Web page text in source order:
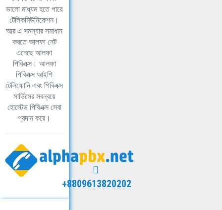
ভালো মাধ্যম হতে পারে
টেলিকমিউনিকেশন।
আর এ সমস্যার সমাধান
করতে আলফা নেট
এনেছে আলফা
পিবিএক্স। আলফা
পিবিএক্স আইপি
টেলিফোনি এবং পিবিএক্স
সার্ভিসের সবন্বয়ে
হোস্টেড পিবিএক্স সেবা
প্রদান করে।
+8809613820202